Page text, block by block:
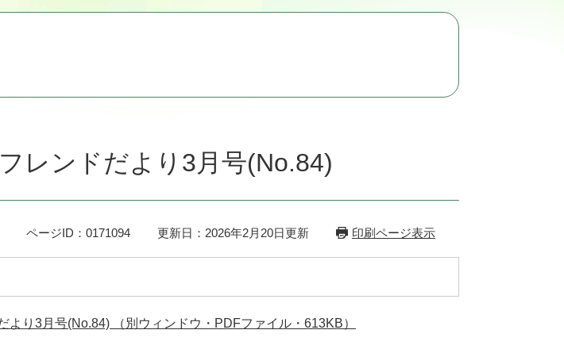
レンドだより3月号(No.84)
ページID：0171094 更新日：2026年2月20日更新 印刷ページ表示
より3月号(No.84) （別ウィンドウ・PDFファイル・613KB）